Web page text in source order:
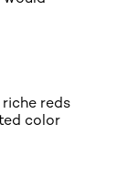
reds
color